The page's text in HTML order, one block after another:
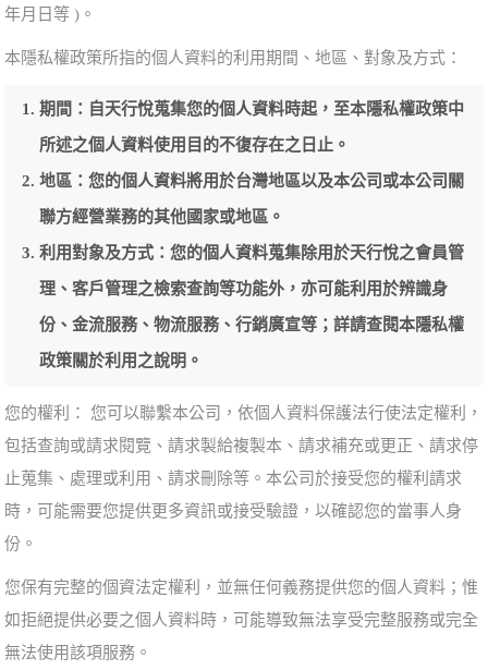
年月日等 )。
本隱私權政策所指的個人資料的利用期間、地區、對象及方式：
期間：自天行悅蒐集您的個人資料時起，至本隱私權政策中
所述之個人資料使用目的不復存在之日止。
地區：您的個人資料將用於台灣地區以及本公司或本公司關
聯方經營業務的其他國家或地區。
利用對象及方式：您的個人資料蒐集除用於天行悅之會員管
理、客戶管理之檢索查詢等功能外，亦可能利用於辨識身
份、金流服務、物流服務、行銷廣宣等；詳請查閱本隱私權
政策關於利用之說明。
您的權利： 您可以聯繫本公司，依個人資料保護法行使法定權利，
包括查詢或請求閱覽、請求製給複製本、請求補充或更正、請求停
止蒐集、處理或利用、請求刪除等。本公司於接受您的權利請求
時，可能需要您提供更多資訊或接受驗證，以確認您的當事人身
份。
您保有完整的個資法定權利，並無任何義務提供您的個人資料；惟
如拒絕提供必要之個人資料時，可能導致無法享受完整服務或完全
無法使用該項服務。